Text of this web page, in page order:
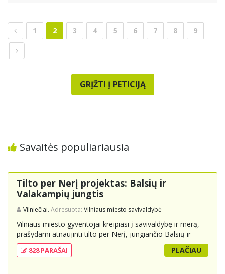
1 2 3 4 5 6 7 8 9
GRĮŽTI Į PETICIJĄ
Savaitės populiariausia
Tilto per Nerį projektas: Balsių ir
Valakampių jungtis
Vilniečiai. Adresuota: Vilniaus miesto savivaldybė
Vilniaus miesto gyventojai kreipiasi į savivaldybę ir merą,
prašydami atnaujinti tilto per Nerį, jungiančio Balsių ir
Valakampių kryptis, projektą ir įtraukti jį į miesto
strateginius susisiekimo planus. Šis tiltas ne tik padėtų
828 PARAŠAI PLAČIAU